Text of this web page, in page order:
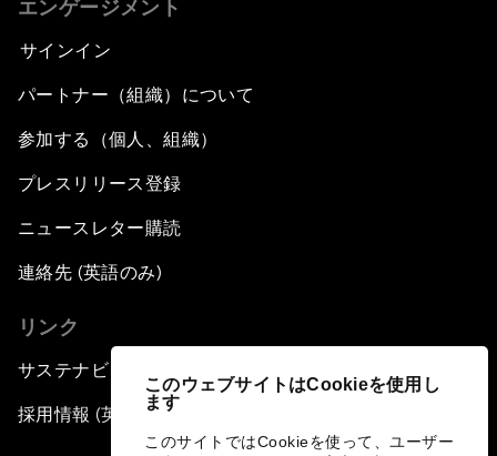
このウェブサイトはCookieを使用し
ます
このサイトではCookieを使って、ユーザー
エンゲージメント
サインイン
パートナー（組織）について
参加する（個人、組織）
プレスリリース登録
ニュースレター購読
連絡先 (英語のみ)
リンク
サステナビリティへの取り組み
採用情報 (英語のみ)